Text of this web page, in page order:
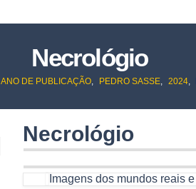
Necrológio
ANO DE PUBLICAÇÃO, PEDRO SASSE, 2024,
Necrológio
Imagens dos mundos reais